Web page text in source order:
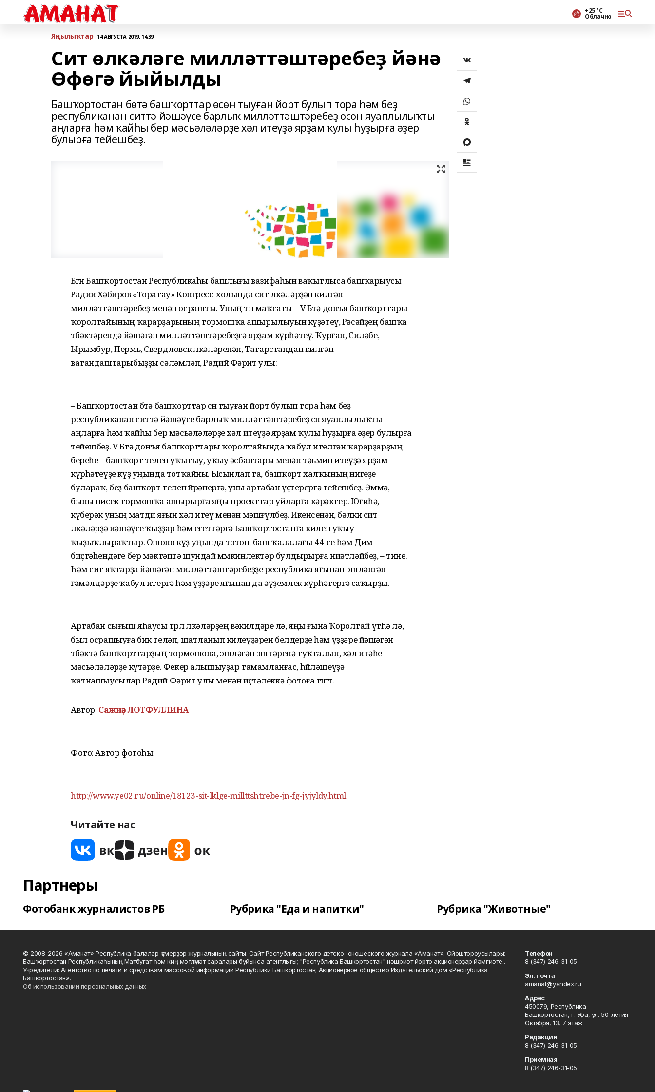
+25 °С
Облачно
Яңылыҡтар 14 АВГУСТА 2019, 14:39
Сит өлкәләге милләттәштәребеҙ йәнә
Өфөгә йыйылды
Башҡортостан бөтә башҡорттар өсөн тыуған йорт булып тора һәм беҙ
республиканан ситтә йәшәүсе барлыҡ милләттәштәребеҙ өсөн яуаплылыҡты
аңларға һәм ҡайһы бер мәсьәләләрҙе хәл итеүҙә ярҙам ҡулы һуҙырға әҙер
булырға тейешбеҙ.
Бөгөн Башҡортостан Республикаһы башлығы вазифаһын ваҡытлыса башҡарыусы
Радий Хәбиров «Торатау» Конгресс-холында сит өлкәләрҙән килгән
милләттәштәребеҙ менән осрашты. Уның төп маҡсаты – V Бөтә донъя башҡорттары
ҡоролтайының ҡарарҙарының тормошҡа ашырылыуын күҙәтеү, Рәсәйҙең башҡа
төбәктәрендә йәшәгән милләттәштәребеҙгә ярҙам күрһәтеү. Ҡурған, Силәбе,
Ырымбур, Пермь, Свердловск өлкәләренән, Татарстандан килгән
ватандаштарыбыҙҙы сәләмләп, Радий Фәрит улы:
– Башҡортостан бөтә башҡорттар өсөн тыуған йорт булып тора һәм беҙ
республиканан ситтә йәшәүсе барлыҡ милләттәштәребеҙ өсөн яуаплылыҡты
аңларға һәм ҡайһы бер мәсьәләләрҙе хәл итеүҙә ярҙам ҡулы һуҙырға әҙер булырға
тейешбеҙ. V Бөтә донъя башҡорттары ҡоролтайында ҡабул ителгән ҡарарҙарҙың
береһе – башҡорт телен уҡытыу, уҡыу әсбаптары менән тәьмин итеүҙә ярҙам
күрһәтеүҙе күҙ уңында тотҡайны. Ысынлап та, башҡорт халҡының нигеҙе
булараҡ, беҙ башҡорт телен өйрәнергә, уны артабан үҫтерергә тейешбеҙ. Әммә,
быны нисек тормошҡа ашырырға яңы проекттар уйларға кәрәктер. Юғиһә,
күберәк уның матди яғын хәл итеү менән мәшғүлбеҙ. Икенсенән, бәлки сит
өлкәләрҙә йәшәүсе ҡыҙҙар һәм егеттәргә Башҡортостанға килеп уҡыу
ҡыҙыҡлыраҡтыр. Ошоно күҙ уңында тотоп, баш ҡалалағы 44-се һәм Дим
биҫтәһендәге бер мәктәптә шундай мөмкинлектәр булдырырға ниәтләйбеҙ, – тине.
Һәм сит яҡтарҙа йәшәгән милләттәштәребеҙҙе республика яғынан эшләнгән
ғәмәлдәрҙе ҡабул итергә һәм үҙҙәре яғынан да әүҙемлек күрһәтергә саҡырҙы.
Артабан сығыш яһаусы төрлө өлкәләрҙең вәкилдәре лә, яңы ғына Ҡоролтай үтһә лә,
был осрашыуға бик теләп, шатланып килеүҙәрен белдерҙе һәм үҙҙәре йәшәгән
төбәктә башҡорттарҙың тормошона, эшләгән эштәренә туҡталып, хәл итәһе
мәсьәләләрҙе күтәрҙе. Фекер алышыуҙар тамамланғас, һөйләшеүҙә
ҡатнашыусылар Радий Фәрит улы менән иҫтәлеккә фотоға төштө.
Автор: Сажиҙә ЛОТФУЛЛИНА
Фото: Автор фотоһы
http://www.ye02.ru/online/18123-sit-lklge-millttshtrebe-jn-fg-jyjyldy.html
Читайте нас
Партнеры
Фотобанк журналистов РБ Рубрика "Еда и напитки" Рубрика "Животные"
© 2008-2026 «Аманат» Республика балалар-үҫмерҙәр журналының сайты. Сайт Республиканского детско-юношеского журнала «Аманат». Ойоштороусылары:
Башҡортостан Республикаһының Матбуғат һәм киң мәғлүмәт саралары буйынса агентлығы; "Республика Башкортостан" нәшриәт йорто акционерҙар йәмғиәте..
Учредители: Агентство по печати и средствам массовой информации Республики Башкортостан; Акционерное общество Издательский дом «Республика
Башкортостан».
Об использовании персональных данных
Телефон
8 (347) 246-31-05
Эл. почта
amanat@yandex.ru
Адрес
450079, Республика
Башкортостан, г. Уфа, ул. 50-летия
Октября, 13, 7 этаж
Редакция
8 (347) 246-31-05
Приемная
8 (347) 246-31-05